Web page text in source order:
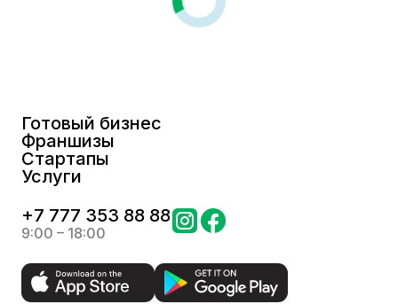
Готовый бизнес
Франшизы
Стартапы
Услуги
+7 777 353 88 88
9:00 – 18:00